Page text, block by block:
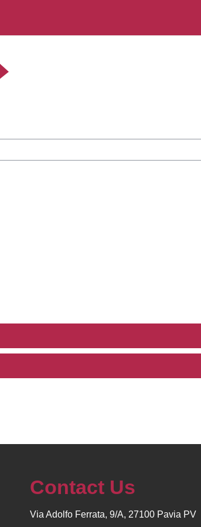
Contact Us
Via Adolfo Ferrata, 9/A, 27100 Pavia PV